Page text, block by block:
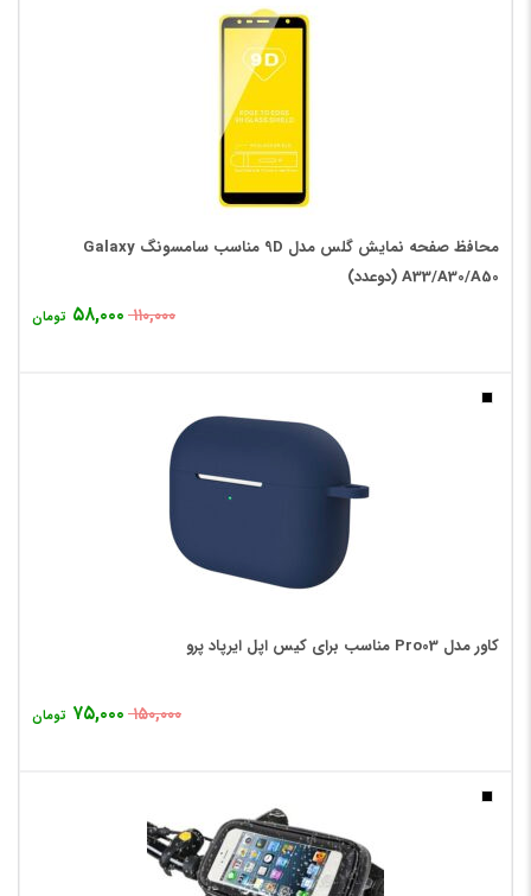
محافظ صفحه نمایش گلس مدل 9D مناسب سامسونگ Galaxy
A33/A30/A50 (دوعدد)
۱۱۰,۰۰۰ ۵۸,۰۰۰ تومان
کاور مدل Pro03 مناسب برای کیس اپل ایرپاد پرو
۱۵۰,۰۰۰ ۷۵,۰۰۰ تومان